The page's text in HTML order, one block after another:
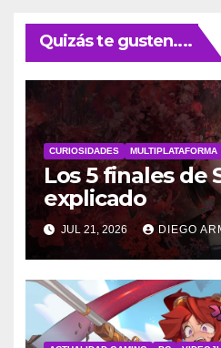
Quizás te gusten....
CURIOSIDADES MULTIPLATAFORMA
Los 5 finales de
explicado
JUL 21, 2026 DIEGO